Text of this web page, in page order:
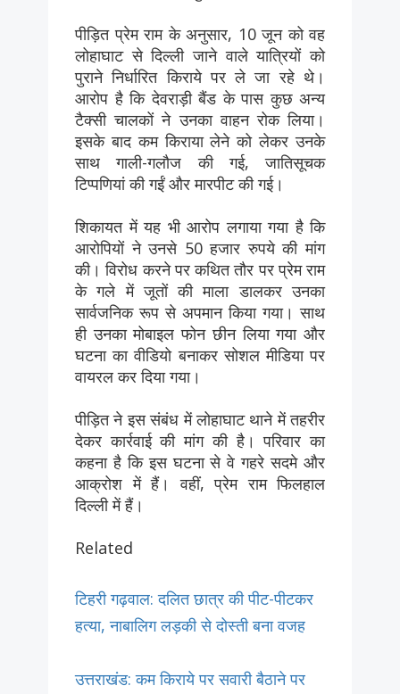
पीड़ित प्रेम राम के अनुसार, 10 जून को वह
लोहाघाट से दिल्ली जाने वाले यात्रियों को
पुराने निर्धारित किराये पर ले जा रहे थे।
आरोप है कि देवराड़ी बैंड के पास कुछ अन्य
टैक्सी चालकों ने उनका वाहन रोक लिया।
इसके बाद कम किराया लेने को लेकर उनके
साथ गाली-गलौज की गई, जातिसूचक
टिप्पणियां की गईं और मारपीट की गई।
शिकायत में यह भी आरोप लगाया गया है कि
आरोपियों ने उनसे 50 हजार रुपये की मांग
की। विरोध करने पर कथित तौर पर प्रेम राम
के गले में जूतों की माला डालकर उनका
सार्वजनिक रूप से अपमान किया गया। साथ
ही उनका मोबाइल फोन छीन लिया गया और
घटना का वीडियो बनाकर सोशल मीडिया पर
वायरल कर दिया गया।
पीड़ित ने इस संबंध में लोहाघाट थाने में तहरीर
देकर कार्रवाई की मांग की है। परिवार का
कहना है कि इस घटना से वे गहरे सदमे और
आक्रोश में हैं। वहीं, प्रेम राम फिलहाल
दिल्ली में हैं।
Related
टिहरी गढ़वाल: दलित छात्र की पीट-पीटकर
हत्या, नाबालिग लड़की से दोस्ती बना वजह
उत्तराखंड: कम किराये पर सवारी बैठाने पर